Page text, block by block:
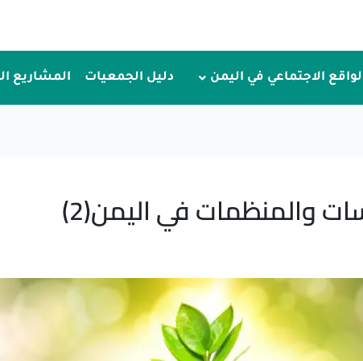
الاجتماعي في اليمن دليل الجمعيات المشاريع
والمنظمات في اليمن(2)